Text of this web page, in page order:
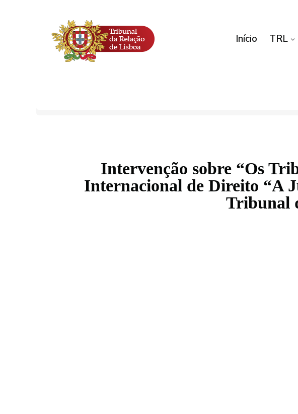
Início TRL
Intervenção sobre “Os
Internacional de Direito “A
Tribunal